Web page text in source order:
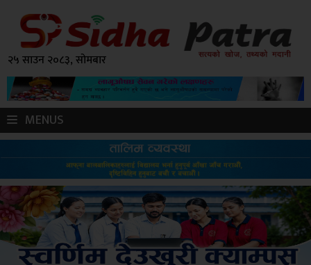
२५ साउन २०८३, सोमबार
MENUS